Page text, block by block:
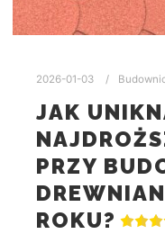
2026-01-03
JAK
PRZY
ROKU?